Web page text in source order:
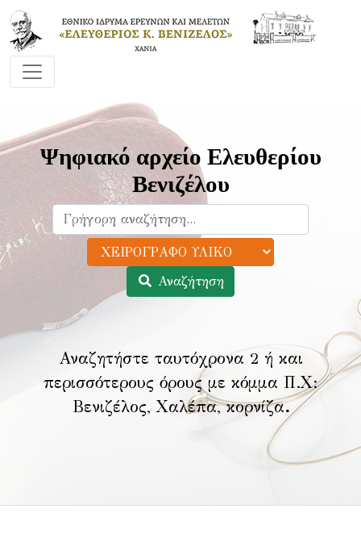
Ψηφιακό αρχείο Ελευθερίου
Βενιζέλου
Αναζήτηση
Αναζητήστε ταυτόχρονα 2 ή και
περισσότερους όρους με κόμμα Π.Χ:
Βενιζέλος, Χαλέπα, κορνίζα.